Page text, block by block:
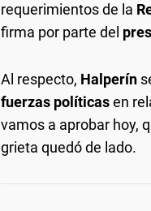
requerimientos de la
firma por parte del
Al respecto, Halperín
fuerzas políticasen
vamos a aprobar hoy,
grieta quedó de lado.